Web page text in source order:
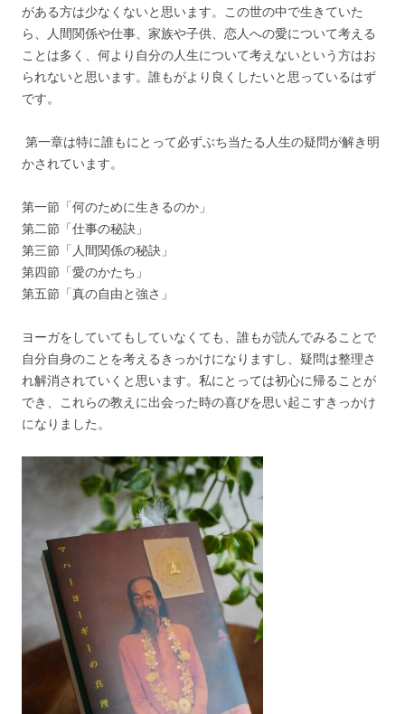
がある方は少なくないと思います。この世の中で生きていた
ら、人間関係や仕事、家族や子供、恋人への愛について考える
ことは多く、何より自分の人生について考えないという方はお
られないと思います。誰もがより良くしたいと思っているはず
です。
第一章は特に誰もにとって必ずぶち当たる人生の疑問が解き明
かされています。
第一節「何のために生きるのか」
第二節「仕事の秘訣」
第三節「人間関係の秘訣」
第四節「愛のかたち」
第五節「真の自由と強さ」
ヨーガをしていてもしていなくても、誰もが読んでみることで
自分自身のことを考えるきっかけになりますし、疑問は整理さ
れ解消されていくと思います。私にとっては初心に帰ることが
でき、これらの教えに出会った時の喜びを思い起こすきっかけ
になりました。